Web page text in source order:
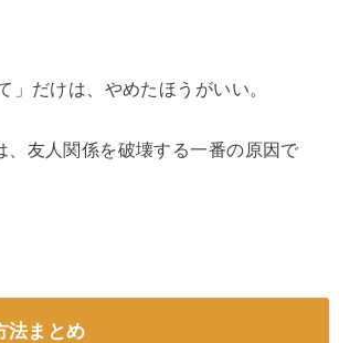
」だけは、やめたほうがいい。
、友人関係を破壊する一番の原因で
法まとめ